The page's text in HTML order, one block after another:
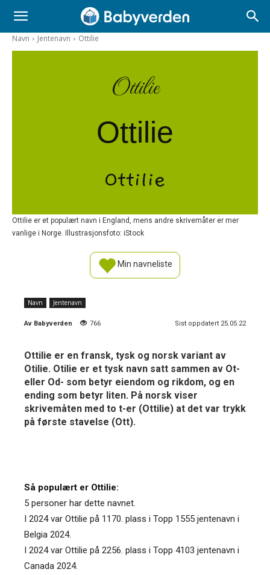
Navn Jentenavn Ottilie
Ottilie
Ottilie
Ottilie
Ottilie er et populært navn i England, mens andre skrivemåter er mer
vanlige i Norge. Illustrasjonsfoto: iStock
Min navneliste
Navn Jentenavn
Av Babyverden 766 Sist oppdatert 25.05.22
Ottilie er en fransk, tysk og norsk variant av
Otilie. Otilie er et tysk navn satt sammen av Ot-
eller Od- som betyr eiendom og rikdom, og en
ending som betyr liten. På norsk viser
skrivemåten med to t-er (Ottilie) at det var trykk
på første stavelse (Ott).
Så populært er Ottilie:
5 personer har dette navnet.
I 2024 var Ottilie på 1170. plass i Topp 1555 jentenavn i
Belgia 2024.
I 2024 var Ottilie på 2256. plass i Topp 4103 jentenavn i
Canada 2024.